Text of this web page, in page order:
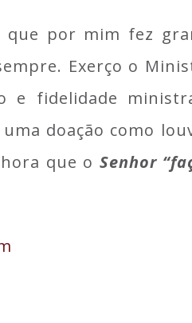
que por mim fez
Exerço o
e fidelidade
doação como
que o Senhor